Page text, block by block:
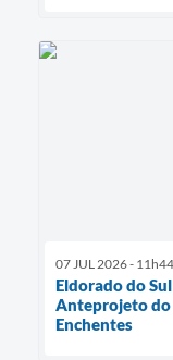
07 JUL 2026 - 11h44
Eldorado do
Anteprojeto do
Enchentes